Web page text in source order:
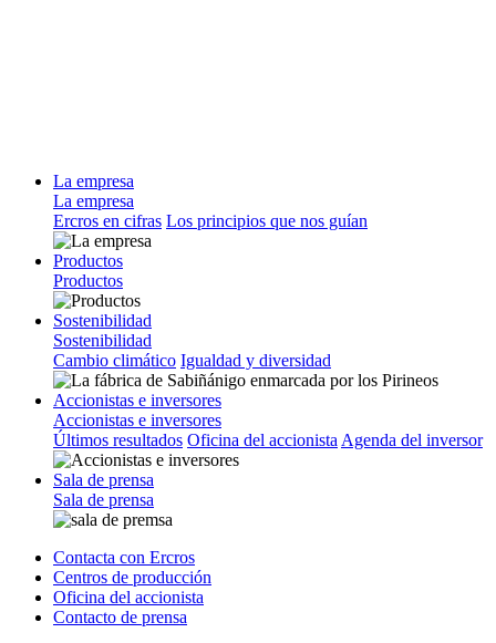
La empresa
La empresa
Ercros en cifras Los principios que nos guían
Productos
Productos
Sostenibilidad
Sostenibilidad
Cambio climático Igualdad y diversidad
Accionistas e inversores
Accionistas e inversores
Últimos resultados Oficina del accionista Agenda del inversor
Sala de prensa
Sala de prensa
Contacta con Ercros
Centros de producción
Oficina del accionista
Contacto de prensa